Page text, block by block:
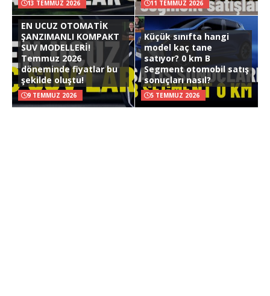
13 TEMMUZ 2026 11 TEMMUZ 2026
EN UCUZ OTOMATİK
ŞANZIMANLI KOMPAKT
SUV MODELLERİ!
Temmuz 2026
döneminde fiyatlar bu
şekilde oluştu!
9 TEMMUZ 2026
Küçük sınıfta hangi
model kaç tane
satıyor? 0 km B
Segment otomobil satış
sonuçları nasıl?
5 TEMMUZ 2026